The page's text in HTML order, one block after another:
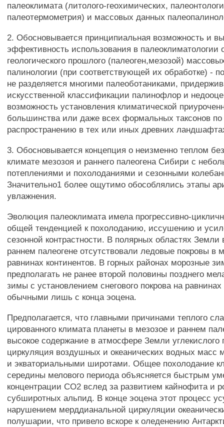
палеоклимата (литолого-геохимических,
палеотермометрия) и массовых данных
2. Обосновывается принципиальная возможность и
эффективность использования в палеоклиматологии
геологического прошлого (палеоген,мезозой)
палинологии (при соответствующей их обработке) -
не разделяется многими палеоботаниками,
искусственной классификации палинофлор и
возможность установления климатической
большинства или даже всех формальных таксонов
распространению в тех или иных древних
3. Обосновывается концепция о неизменно теплом
климате мезозоя и раннего палеогена Сибири с
потеплениями и похолоданиями и сезонными
Значительно1 более ощутимо обособлялись этапы
увлажнения.
Эволюция палеоклимата имела прогрессивно-
общей тенденцией к похолоданию, иссушению и
сезонной контрастности. В полярных областях Земли
раннем палеогене отсутствовали ледовые покровы в
равнинах континентов. В горных районах морозные
предполагать не ранее второй половины позднего
зимы с установлением снегового покрова на
обычными лишь с конца эоцена.
Предполагается, что главными причинами теплого
цированного климата планеты в мезозое и раннем
высокое содержание в атмосфере Земли углекислого
циркуляция воздушных и океанических водных масс
и экваториальными широтами. Общее похолодание
середины мелового периода объясняется быстрым
концентрации СО2 вслед за развитием кайнофита и
субширотных альпид. В конце эоцена этот процесс
нарушением мерддианальной циркуляции
полушарии, что привело вскоре к оледенению